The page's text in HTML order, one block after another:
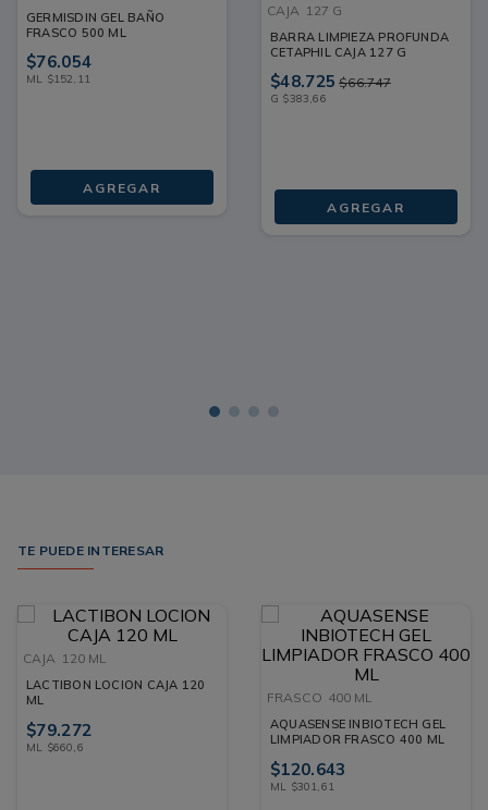
GERMISDIN GEL BAÑO
FRASCO 500 ML
$76.054
ML $152, 11
AGREGAR
CAJA 127 G
BARRA LIMPIEZA PROFUNDA
CETAPHIL CAJA 127 G
$48.725 $66.747
G $383,66
AGREGAR
TE PUEDE INTERESAR
CAJA 120 ML
LACTIBON LOCION CAJA 120
ML
$79.272
ML $660,6
FRASCO 400 ML
AQUASENSE INBIOTECH GEL
LIMPIADOR FRASCO 400 ML
$120.643
ML $301,61